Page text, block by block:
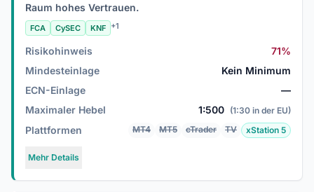
Raum hohes Vertrauen.
FCA CySEC KNF +1
Risikohinweis
71%
Mindesteinlage
Kein Minimum
ECN-Einlage
—
Maximaler Hebel
1:500 (1:30 in der EU)
Plattformen MT4 MT5 cTrader TV xStation 5
Mehr Details